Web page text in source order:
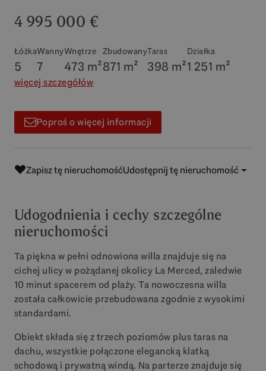
4 995 000 €
Łóżka
5
Wanny
7
Wnętrze
473 m²
Zbudowany
871 m²
Taras
398 m²
Działka
1 251 m²
więcej szczegółów
Poproś o więcej informacji
Zapisz tę nieruchomośćUdostępnij tę nieruchomość
Udogodnienia i cechy szczególne
nieruchomości
Ta piękna w pełni odnowiona willa znajduje się na
cichej ulicy w pożądanej okolicy La Merced, zaledwie
10 minut spacerem od plaży. Ta nowoczesna willa
została całkowicie przebudowana zgodnie z wysokimi
standardami.
Obiekt składa się z trzech poziomów plus taras na
dachu, wszystkie połączone elegancką klatką
schodową i prywatną windą. Na parterze znajduje się